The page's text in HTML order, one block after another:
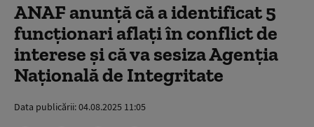
ANAF anunță că a identificat 5
funcţionari aflaţi în conflict de
interese și că va sesiza Agenţia
Naţională de Integritate
Data publicării:04.08.2025 11:05